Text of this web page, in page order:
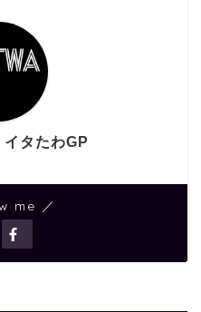
イタたわGP
me ／